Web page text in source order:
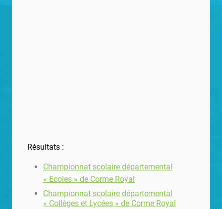
Résultats :
Championnat scolaire départemental
« Ecoles » de Corme Royal
Championnat scolaire départemental
« Collèges et Lycées » de Corme Royal